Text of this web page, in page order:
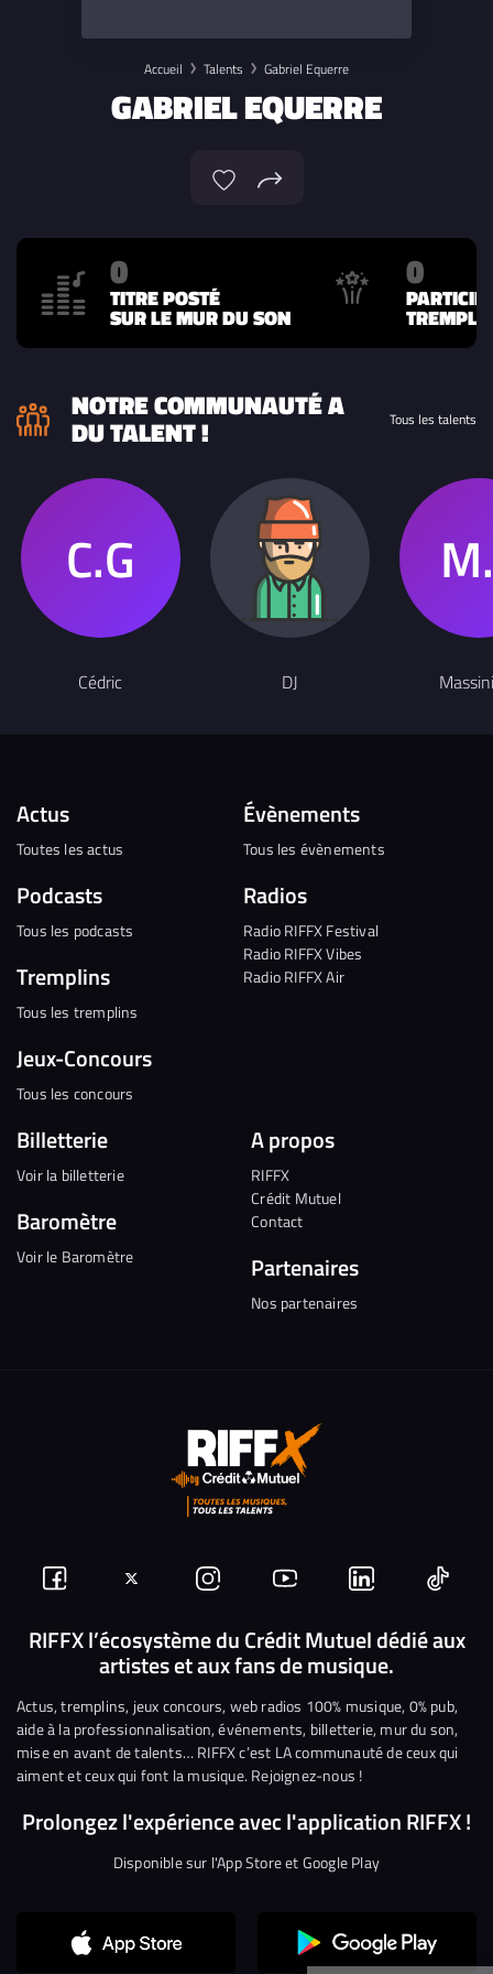
Continuer sans accepter
Accueil Talents Gabriel Equerre
GABRIEL EQUERRE
0
TITRE POSTÉ
SUR LE MUR DU SON
0
NOTRE COMMUNAUTÉ A
DU TALENT ! Tous les talents
Cédric DJ
Actus
Toutes les actus
Podcasts
Tous les podcasts
Tremplins
Tous les tremplins
Jeux-Concours
Tous les concours
Évènements
Tous les évènements
Radios
Radio RIFFX Festival
Radio RIFFX Vibes
Radio RIFFX Air
Billetterie
Voir la billetterie
Baromètre
Voir le Baromètre
A propos
RIFFX
Crédit Mutuel
Contact
Partenaires
Nos partenaires
Suivez-
nous
Facebook
Suivez-
nous
sur
Twitter
Nous
rejoindre
sur
Instagram
Nous
rejoindre
sur
YouTube
Nous
rejoindre
sur
Linkedin
Nous
RIFFX l’écosystème du Crédit Mutuel dédié aux
artistes et aux fans de musique.
Actus, tremplins, jeux concours, web radios 100% musique, 0% pub,
aide à la professionnalisation, événements, billetterie, mur du son,
mise en avant de talents… RIFFX c’est LA communauté de ceux qui
aiment et ceux qui font la musique. Rejoignez-nous !
Prolongez l'expérience avec l'application RIFFX !
Disponible sur l'App Store et Google Play